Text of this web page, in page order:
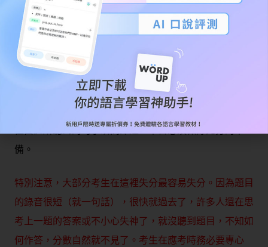
放之音檔。
本部份是在測驗考生能否理解口語中常用的問句或直述
句，並選擇適當的回應方式。 問句部份包含wh-（
問句及yes-no問句；直述句則包含口語中常用的句型。
句與直述句內容多與日常生活相關 ，語法結構亦不複雜，
但由於所聽到的句子瞬間即逝，平日必須做好充分的準
備。
特別注意，大部分考生在這裡失分最容易失分。因為題目
的錄音很短（就一句話），很快就過去了，許多人還在思
考上一題的答案或不小心失神了，就沒聽到題目，不知如
何作答，分數自然就不見了。考生在應考時務必要專心